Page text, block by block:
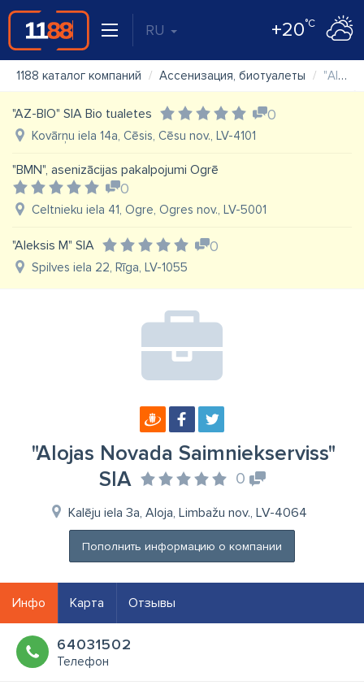
RU +20°C
1188 каталог компаний Ассенизация, биотуалеты "Alojas Novada Saimniekserviss" SIA
"AZ-BIO" SIA Bio tualetes 0
Kovārņu iela 14a, Cēsis, Cēsu nov., LV-4101
"BMN", asenizācijas pakalpojumi Ogrē
0
Celtnieku iela 41, Ogre, Ogres nov., LV-5001
"Aleksis M" SIA 0
Spilves iela 22, Rīga, LV-1055
"Alojas Novada Saimniekserviss"
SIA
0
Kalēju iela 3a, Aloja, Limbažu nov., LV-4064
Пополнить информацию о компании
Инфо Карта Отзывы
64031502
Телефон